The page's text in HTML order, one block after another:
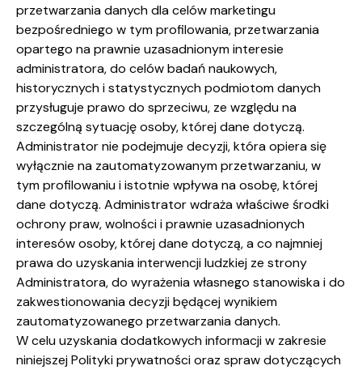
przetwarzania danych dla celów marketingu
bezpośredniego w tym profilowania, przetwarzania
opartego na prawnie uzasadnionym interesie
administratora, do celów badań naukowych,
historycznych i statystycznych podmiotom danych
przysługuje prawo do sprzeciwu, ze względu na
szczególną sytuację osoby, której dane dotyczą.
Administrator nie podejmuje decyzji, która opiera się
wyłącznie na zautomatyzowanym przetwarzaniu, w
tym profilowaniu i istotnie wpływa na osobę, której
dane dotyczą. Administrator wdraża właściwe środki
ochrony praw, wolności i prawnie uzasadnionych
interesów osoby, której dane dotyczą, a co najmniej
prawa do uzyskania interwencji ludzkiej ze strony
Administratora, do wyrażenia własnego stanowiska i do
zakwestionowania decyzji będącej wynikiem
zautomatyzowanego przetwarzania danych.
W celu uzyskania dodatkowych informacji w zakresie
niniejszej Polityki prywatności oraz spraw dotyczących